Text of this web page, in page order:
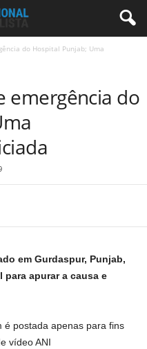
do Hospital Punjab; Uma
emergência do
em Gurdaspur, Punjab,
apurar a causa e
é postada apenas para fins
vídeo ANI